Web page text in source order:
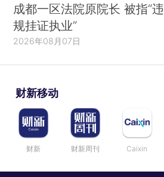
成都一区法院原院长 被指“违
规挂证执业”
2026年08月07日
财新移动
财新 财新周刊 Caixin